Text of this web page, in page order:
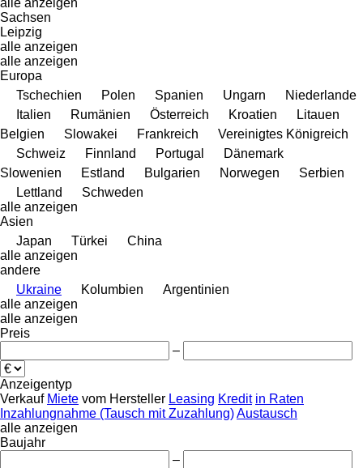
Sachsen
Leipzig
alle anzeigen
alle anzeigen
Europa
Tschechien
Polen Spanien Ungarn
Niederlande
Italien
Rumänien Österreich Kroatien
Litauen
Belgien
Slowakei Frankreich
Vereinigtes Königreich
Schweiz
Finnland Portugal
Dänemark
Slowenien
Estland Bulgarien Norwegen
Serbien
Lettland
Schweden
alle anzeigen
Asien
Japan
Türkei
China
alle anzeigen
andere
Ukraine
Kolumbien
Argentinien
alle anzeigen
alle anzeigen
Preis
–
Anzeigentyp
Verkauf Miete vom Hersteller Leasing Kredit in Raten
Inzahlungnahme (Tausch mit Zuzahlung)Austausch
alle anzeigen
Baujahr
–